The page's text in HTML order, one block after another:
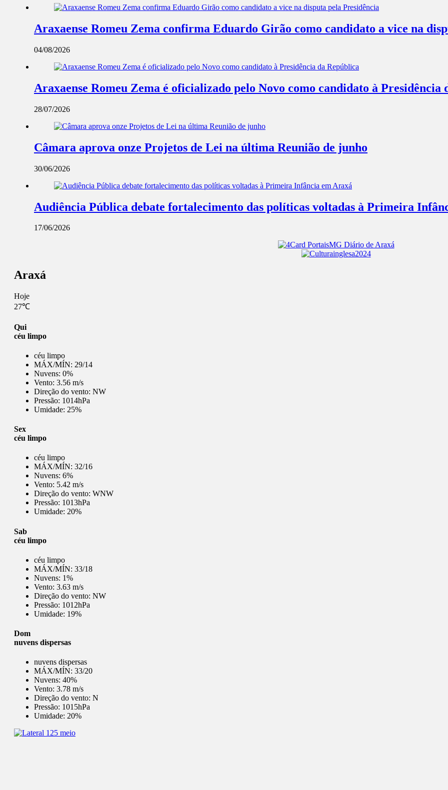
Araxaense Romeu Zema confirma Eduardo Girão como candidato a vice na
04/08/2026
Araxaense Romeu Zema é oficializado pelo Novo como candidato à Presidência
28/07/2026
Câmara aprova onze Projetos de Lei na última Reunião de junho
30/06/2026
Audiência Pública debate fortalecimento das políticas voltadas à Primeira
17/06/2026
Araxá
Hoje
27℃
Qui
céu limpo
céu limpo
MÁX/MÍN: 29/14
Nuvens: 0%
Vento: 3.56 m/s
Direção do vento: NW
Pressão: 1014hPa
Umidade: 25%
Sex
céu limpo
céu limpo
MÁX/MÍN: 32/16
Nuvens: 6%
Vento: 5.42 m/s
Direção do vento: WNW
Pressão: 1013hPa
Umidade: 20%
Sab
céu limpo
céu limpo
MÁX/MÍN: 33/18
Nuvens: 1%
Vento: 3.63 m/s
Direção do vento: NW
Pressão: 1012hPa
Umidade: 19%
Dom
nuvens dispersas
nuvens dispersas
MÁX/MÍN: 33/20
Nuvens: 40%
Vento: 3.78 m/s
Direção do vento: N
Pressão: 1015hPa
Umidade: 20%